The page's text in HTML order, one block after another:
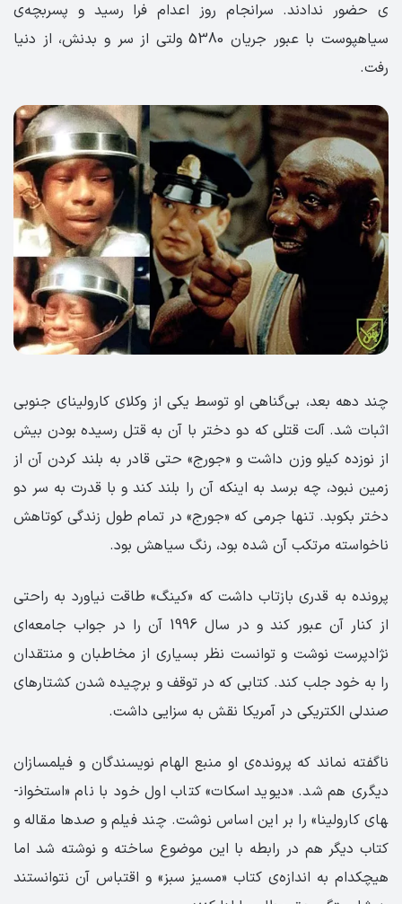
ی حضور ندادند. سرانجام روز اعدام فرا رسید و پسربچه­‌ی
سیاهپوست با عبور جریان 5380 ولتی از سر و بدنش، از دنیا
رفت.
چند دهه بعد، بی‌­گناهی او توسط یکی از وکلای کارولینای جنوبی
اثبات شد. آلت قتلی که دو دختر با آن به قتل رسیده بودن بیش
از نوزده کیلو وزن داشت و «جورج» حتی قادر به بلند کردن آن از
زمین نبود، چه برسد به اینکه آن را بلند کند و با قدرت به سر دو
دختر بکوبد. تنها جرمی که «جورج» در تمام طول زندگی کوتاهش
ناخواسته مرتکب آن شده بود، رنگ سیاهش بود.
پرونده به قدری بازتاب داشت که «کینگ» طاقت نیاورد به راحتی
از کنار آن عبور کند و در سال 1996 آن را در جواب جامعه‌­­ای
نژادپرست نوشت و توانست نظر بسیاری از مخاطبان و منتقدان
را به خود جلب کند. کتابی که در توقف و برچیده شدن کشتارهای
صندلی الکتریکی در آمریکا نقش به سزایی داشت.
ناگفته نماند که پرونده­‌ی او منبع الهام نویسندگان و فیلم­سازان
دیگری هم شد. «دیوید اسکات» کتاب اول خود با نام «استخوان­
های کارولینا» را بر این اساس نوشت. چند فیلم و صدها مقاله و
کتاب دیگر هم در رابطه با این موضوع ساخته و نوشته شد اما
هیچکدام به اندازه­‌ی کتاب «مسیز سبز» و اقتباس آن نتوانستند